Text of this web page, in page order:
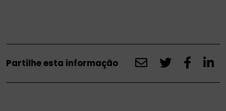
Partilhe esta informação